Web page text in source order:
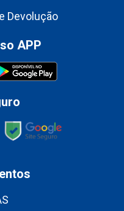
Devolução
APP